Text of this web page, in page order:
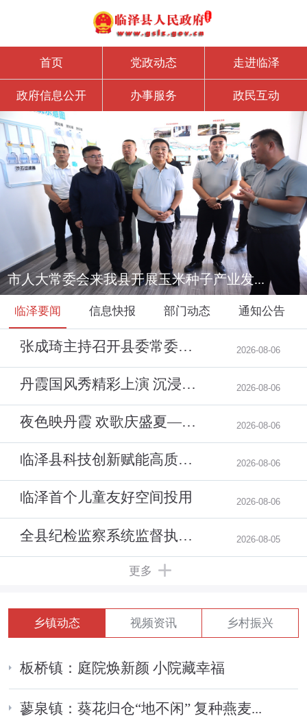
首页 党政动态 走进临泽
政府信息公开 办事服务 政民互动
市人大常委会来我县开展玉米种子产业发...
临泽要闻 信息快报 部门动态 通知公告
张成琦主持召开县委常委会会议 传达学习习近平总书记重... 2026-08-06
丹霞国风秀精彩上演 沉浸式打卡欢乐多 2026-08-06
夜色映丹霞 欢歌庆盛夏——七彩丹霞文旅融合夜间专场精... 2026-08-06
临泽县科技创新赋能高质量发展培训班开班 2026-08-06
临泽首个儿童友好空间投用 2026-08-06
全县纪检监察系统监督执纪执法业务专题培训班开班 2026-08-05
更多
乡镇动态 视频资讯 乡村振兴
板桥镇：庭院焕新颜 小院藏幸福
蓼泉镇：葵花归仓“地不闲” 复种燕麦...